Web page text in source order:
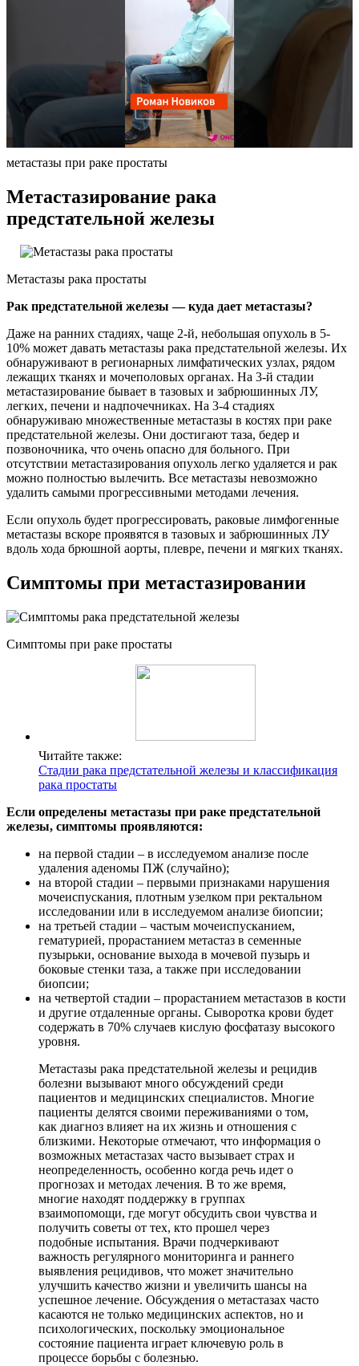
метастазы при раке простаты
Метастазирование рака
предстательной железы
Метастазы рака простаты
Рак предстательной железы — куда дает метастазы?
Даже на ранних стадиях, чаще 2-й, небольшая опухоль в 5-
10% может давать метастазы рака предстательной железы. Их
обнаруживают в регионарных лимфатических узлах, рядом
лежащих тканях и мочеполовых органах. На 3-й стадии
метастазирование бывает в тазовых и забрюшинных ЛУ,
легких, печени и надпочечниках. На 3-4 стадиях
обнаруживаю множественные метастазы в костях при раке
предстательной железы. Они достигают таза, бедер и
позвоночника, что очень опасно для больного. При
отсутствии метастазирования опухоль легко удаляется и рак
можно полностью вылечить. Все метастазы невозможно
удалить самыми прогрессивными методами лечения.
Если опухоль будет прогрессировать, раковые лимфогенные
метастазы вскоре проявятся в тазовых и забрюшинных ЛУ
вдоль хода брюшной аорты, плевре, печени и мягких тканях.
Симптомы при метастазировании
Симптомы при раке простаты
Читайте также:
Стадии рака предстательной железы и классификация
рака простаты
Если определены метастазы при раке предстательной
железы, симптомы проявляются:
на первой стадии – в исследуемом анализе после
удаления аденомы ПЖ (случайно);
на второй стадии – первыми признаками нарушения
мочеиспускания, плотным узелком при ректальном
исследовании или в исследуемом анализе биопсии;
на третьей стадии – частым мочеиспусканием,
гематурией, прорастанием метастаз в семенные
пузырьки, основание выхода в мочевой пузырь и
боковые стенки таза, а также при исследовании
биопсии;
на четвертой стадии – прорастанием метастазов в кости
и другие отдаленные органы. Сыворотка крови будет
содержать в 70% случаев кислую фосфатазу высокого
уровня.
Метастазы рака предстательной железы и рецидив
болезни вызывают много обсуждений среди
пациентов и медицинских специалистов. Многие
пациенты делятся своими переживаниями о том,
как диагноз влияет на их жизнь и отношения с
близкими. Некоторые отмечают, что информация о
возможных метастазах часто вызывает страх и
неопределенность, особенно когда речь идет о
прогнозах и методах лечения. В то же время,
многие находят поддержку в группах
взаимопомощи, где могут обсудить свои чувства и
получить советы от тех, кто прошел через
подобные испытания. Врачи подчеркивают
важность регулярного мониторинга и раннего
выявления рецидивов, что может значительно
улучшить качество жизни и увеличить шансы на
успешное лечение. Обсуждения о метастазах часто
касаются не только медицинских аспектов, но и
психологических, поскольку эмоциональное
состояние пациента играет ключевую роль в
процессе борьбы с болезнью.